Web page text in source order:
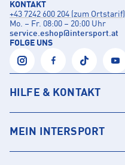
KONTAKT
+43 7242 600 204 (zum Ortstarif)
Mo. – Fr. 08:00 – 20:00 Uhr
service.eshop@intersport.at
FOLGE UNS
HILFE & KONTAKT
MEIN INTERSPORT